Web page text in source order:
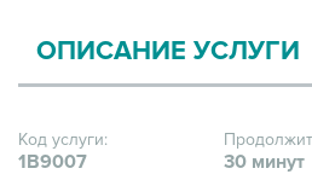
ОПИСАНИЕ УСЛУГИ
Код услуги:
1В9007 30 минут